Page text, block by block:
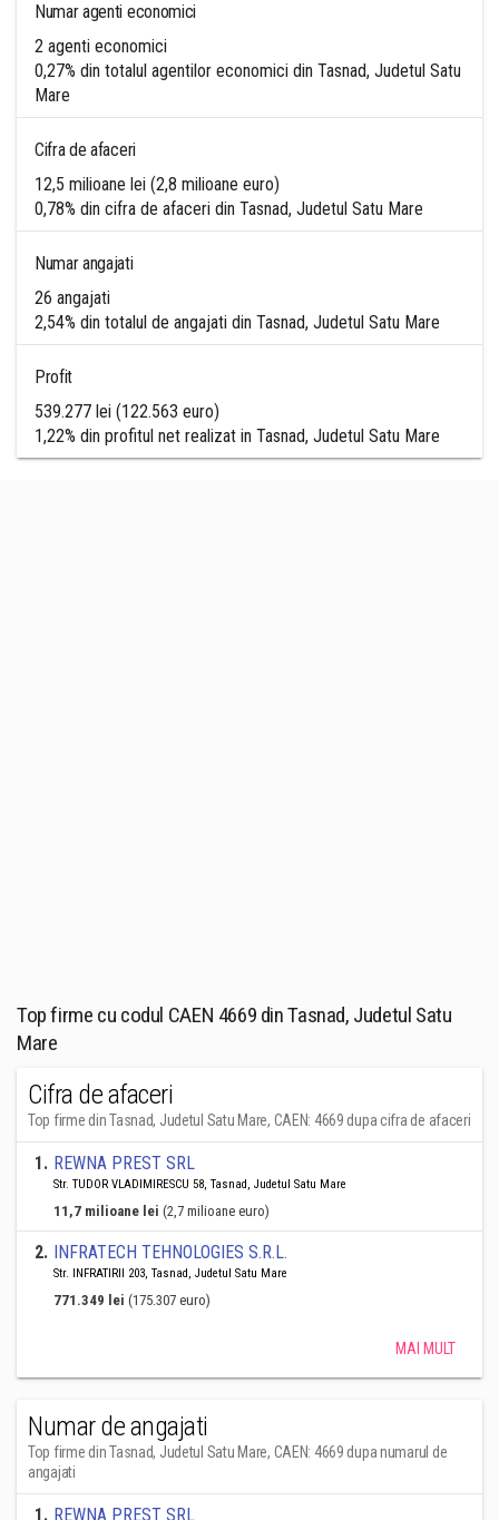
Numar agenti economici
2 agenti economici
0,27% din totalul agentilor economici din Tasnad, Judetul Satu
Mare
Cifra de afaceri
12,5 milioane lei (2,8 milioane euro)
0,78% din cifra de afaceri din Tasnad, Judetul Satu Mare
Numar angajati
26 angajati
2,54% din totalul de angajati din Tasnad, Judetul Satu Mare
Profit
539.277 lei (122.563 euro)
1,22% din profitul net realizat in Tasnad, Judetul Satu Mare
Top firme cu codul CAEN 4669 din Tasnad, Judetul Satu
Mare
Cifra de afaceri
Top firme din Tasnad, Judetul Satu Mare, CAEN: 4669 dupa cifra de afaceri
1. REWNA PREST SRL
Str. TUDOR VLADIMIRESCU 58, Tasnad, Judetul Satu Mare
11,7 milioane lei (2,7 milioane euro)
2. INFRATECH TEHNOLOGIES S.R.L.
Str. INFRATIRII 203, Tasnad, Judetul Satu Mare
771.349 lei (175.307 euro)
MAI MULT
Numar de angajati
Top firme din Tasnad, Judetul Satu Mare, CAEN: 4669 dupa numarul de
angajati
1. REWNA PREST SRL